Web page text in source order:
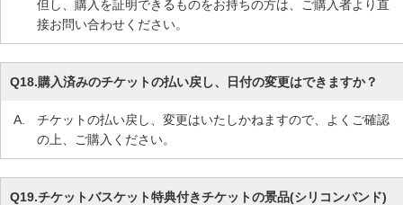
但し、購入を証明できるものをお持ちの方は、ご購入者より直
接お問い合わせください。
Q18.購入済みのチケットの払い戻し、日付の変更はできますか？
A.
チケットの払い戻し、変更はいたしかねますので、よくご確認
の上、ご購入ください。
Q19.チケットバスケット特典付きチケットの景品(シリコンバンド)